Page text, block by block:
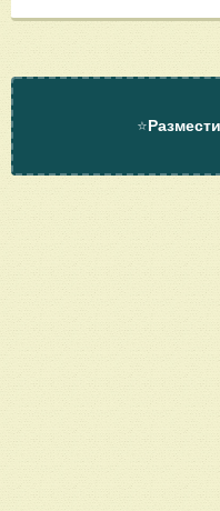
⭐